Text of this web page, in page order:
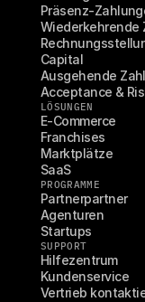
Präsenz-
Wiederkehrende
Capital
Ausgehende
Acceptance &
LÖSUNGEN
E-Commerce
Franchises
Marktplätze
SaaS
PROGRAMME
Partnerpartner
Agenturen
Startups
SUPPORT
Hilfezentrum
Kundenservice
Vertrieb